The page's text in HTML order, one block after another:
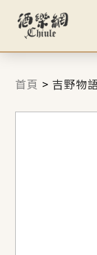
首頁 >吉野物